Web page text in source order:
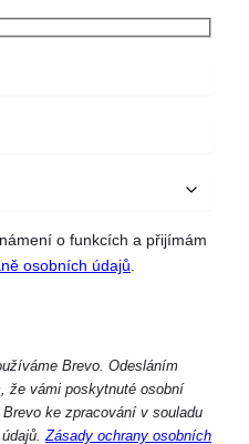
o funkcích a přijímám
osobních údajů
Brevo. Odesláním
že vámi poskytnuté osobní
ke zpracování v souladu
Zásady ochrany osobních